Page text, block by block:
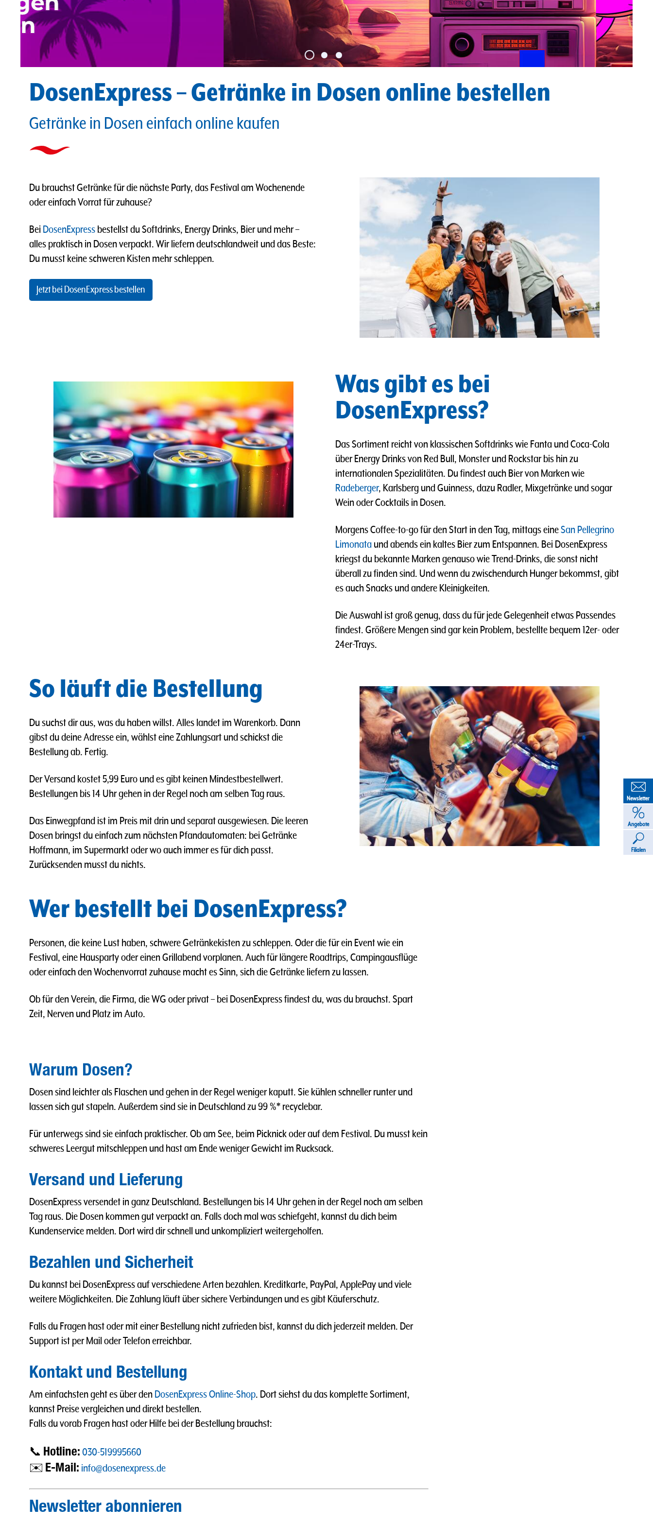
DosenExpress – Getränke in Dosen online bestellen
Getränke in Dosen einfach online kaufen
Du brauchst Getränke für die nächste Party, das Festival am Wochenende
oder einfach Vorrat für zuhause?
Bei DosenExpress bestellst du Softdrinks, Energy Drinks, Bier und mehr –
alles praktisch in Dosen verpackt. Wir liefern deutschlandweit und das Beste:
Du musst keine schweren Kisten mehr schleppen.
Jetzt bei DosenExpress bestellen
Was gibt es bei
DosenExpress?
Das Sortiment reicht von klassischen Softdrinks wie Fanta und Coca-Cola
über Energy Drinks von Red Bull, Monster und Rockstar bis hin zu
internationalen Spezialitäten. Du findest auch Bier von Marken wie
Radeberger, Karlsberg und Guinness, dazu Radler, Mixgetränke und sogar
Wein oder Cocktails in Dosen.
Morgens Coffee-to-go für den Start in den Tag, mittags eineSan Pellegrino
Limonata und abends ein kaltes Bier zum Entspannen. Bei DosenExpress
kriegst du bekannte Marken genauso wie Trend-Drinks, die sonst nicht
überall zu finden sind. Und wenn du zwischendurch Hunger bekommst, gibt
es auch Snacks und andere Kleinigkeiten.
Die Auswahl ist groß genug, dass du für jede Gelegenheit etwas Passendes
findest. Größere Mengen sind gar kein Problem, bestellte bequem 12er- oder
24er-Trays.
So läuft die Bestellung
Du suchst dir aus, was du haben willst. Alles landet im Warenkorb. Dann
gibst du deine Adresse ein, wählst eine Zahlungsart und schickst die
Bestellung ab. Fertig.
Der Versand kostet 5,99 Euro und es gibt keinen Mindestbestellwert.
Bestellungen bis 14 Uhr gehen in der Regel noch am selben Tag raus.
Das Einwegpfand ist im Preis mit drin und separat ausgewiesen. Die leeren
Dosen bringst du einfach zum nächsten Pfandautomaten: bei Getränke
Hoffmann, im Supermarkt oder wo auch immer es für dich passt.
Zurücksenden musst du nichts.
Wer bestellt bei DosenExpress?
Personen, die keine Lust haben, schwere Getränkekisten zu schleppen. Oder die für ein Event wie ein
Festival, eine Hausparty oder einen Grillabend vorplanen. Auch für längere Roadtrips, Campingausflüge
oder einfach den Wochenvorrat zuhause macht es Sinn, sich die Getränke liefern zu lassen.
Ob für den Verein, die Firma, die WG oder privat – bei DosenExpress findest du, was du brauchst. Spart
Zeit, Nerven und Platz im Auto.
Warum Dosen?
Dosen sind leichter als Flaschen und gehen in der Regel weniger kaputt. Sie kühlen schneller runter und
lassen sich gut stapeln. Außerdem sind sie in Deutschland zu 99 %* recyclebar.
Für unterwegs sind sie einfach praktischer. Ob am See, beim Picknick oder auf dem Festival. Du musst kein
schweres Leergut mitschleppen und hast am Ende weniger Gewicht im Rucksack.
Versand und Lieferung
DosenExpress versendet in ganz Deutschland. Bestellungen bis 14 Uhr gehen in der Regel noch am selben
Tag raus. Die Dosen kommen gut verpackt an. Falls doch mal was schiefgeht, kannst du dich beim
Kundenservice melden. Dort wird dir schnell und unkompliziert weitergeholfen.
Bezahlen und Sicherheit
Du kannst bei DosenExpress auf verschiedene Arten bezahlen. Kreditkarte, PayPal, ApplePay und viele
weitere Möglichkeiten. Die Zahlung läuft über sichere Verbindungen und es gibt Käuferschutz.
Falls du Fragen hast oder mit einer Bestellung nicht zufrieden bist, kannst du dich jederzeit melden. Der
Support ist per Mail oder Telefon erreichbar.
Kontakt und Bestellung
Am einfachsten geht es über den DosenExpress Online-Shop. Dort siehst du das komplette Sortiment,
kannst Preise vergleichen und direkt bestellen.
Falls du vorab Fragen hast oder Hilfe bei der Bestellung brauchst:
📞 Hotline: 030-519995660
✉️ E-Mail: info@dosenexpress.de
Newsletter abonnieren
Newsletter
Angebote
Filialen